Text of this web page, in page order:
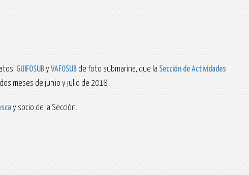
GUIFOSUByVAFOSUB de foto submarina, que la Sección de Actividades
meses de junio y julio de 2018.
y socio de la Sección.